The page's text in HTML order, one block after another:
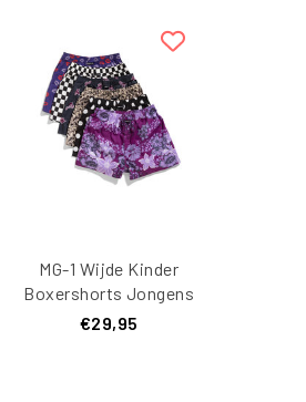
MG-1 Wijde Kinder
Boxershorts Jongens
6-Pack 635K
€29,95